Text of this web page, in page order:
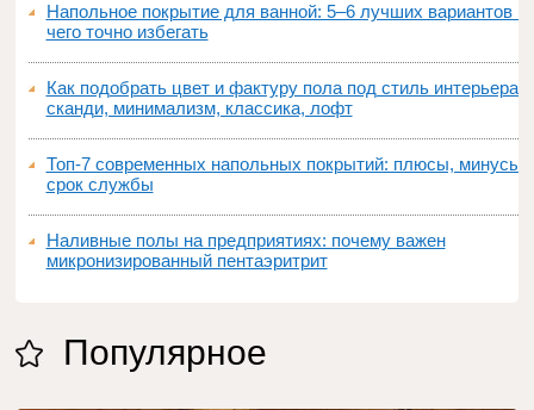
Напольное покрытие для ванной: 5–6 лучших вариантов и
чего точно избегать
Как подобрать цвет и фактуру пола под стиль интерьера:
сканди, минимализм, классика, лофт
Топ‑7 современных напольных покрытий: плюсы, минусы,
срок службы
Наливные полы на предприятиях: почему важен
микронизированный пентаэритрит
Популярное